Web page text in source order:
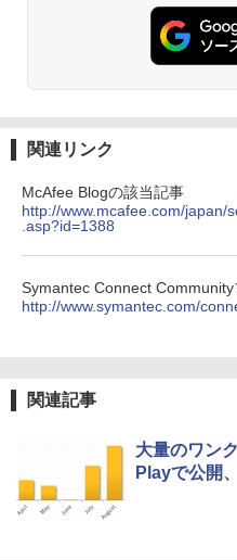
関連リンク
McAfee Blogの該当記事
http://www.mcafee.com/japan/
.asp?id=1388
Symantec Connect
http://www.symantec.com/
関連記事
大量のワン
Playで公開